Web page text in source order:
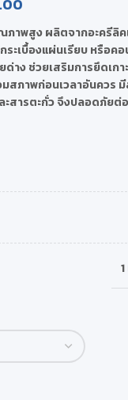
าพสูง ผลิตจากอะครีลิค
ระเบื้องแผ่นเรียบ หรือค
าง ช่วยเสริมการยึดเก
สภาพก่อนเวลาอันควร
สารตะกั่ว จึงปลอดภัยต่